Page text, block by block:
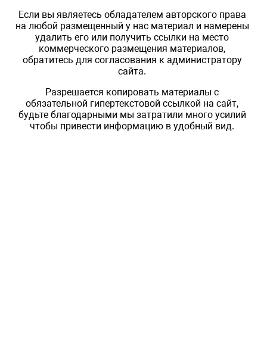
Если вы являетесь обладателем авторского права
на любой размещенный у нас материал и намерены
удалить его или получить ссылки на место
коммерческого размещения материалов,
обратитесь для согласования к администратору
сайта.
Разрешается копировать материалы с
обязательной гипертекстовой ссылкой на сайт,
будьте благодарными мы затратили много усилий
чтобы привести информацию в удобный вид.